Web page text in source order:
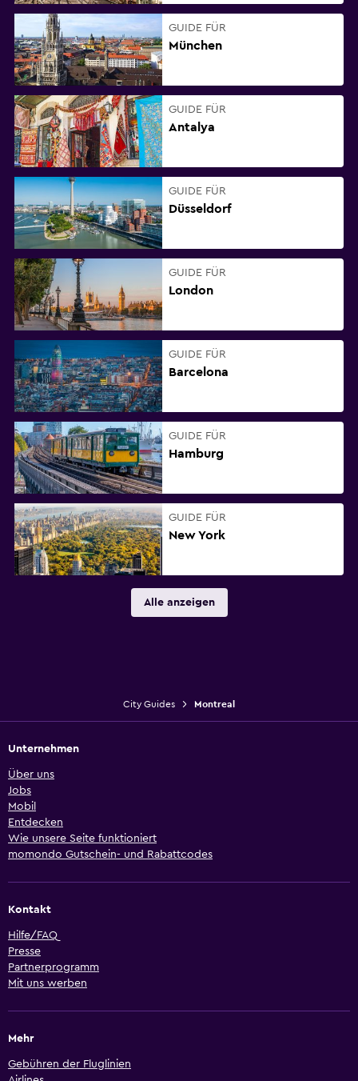
GUIDE FÜR
München
GUIDE FÜR
Antalya
GUIDE FÜR
Düsseldorf
GUIDE FÜR
London
GUIDE FÜR
Barcelona
GUIDE FÜR
Hamburg
GUIDE FÜR
New York
Alle anzeigen
City Guides Montreal
Unternehmen
Über uns
Jobs
Mobil
Entdecken
Wie unsere Seite funktioniert
momondo Gutschein- und Rabattcodes
Kontakt
Hilfe/FAQ
Presse
Partnerprogramm
Mit uns werben
Mehr
Gebühren der Fluglinien